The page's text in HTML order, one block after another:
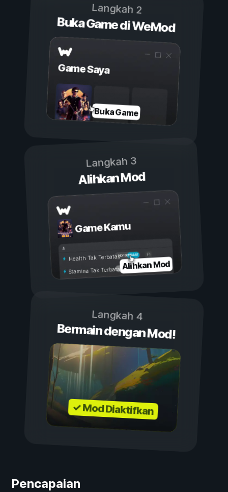
Langkah 2
Buka Game di WeMod
Game Saya
Buka Game
Langkah 3
Alihkan Mod
Game Kamu
Aktif
Nonaktif
Health Tak Terbatas
Stamina Tak TerbatasAlihkan Mod
Langkah 4
Bermain dengan Mod!
✓ Mod Diaktifkan
Pencapaian